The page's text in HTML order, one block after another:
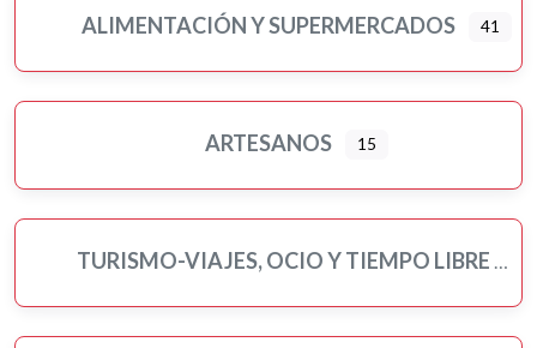
Servicios públicos
Tatuajes
Veterinarios/as y mascotas
Yoga
ALIMENTACIÓN Y SUPERMERCADOS 41
ARTESANOS 15
TURISMO-VIAJES, OCIO Y TIEMPO LIBRE